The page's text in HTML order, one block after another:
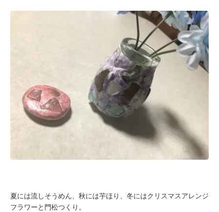
夏には流しそうめん、秋には芋ほり、冬にはクリスマスアレンジ
フラワーと門松つくり。